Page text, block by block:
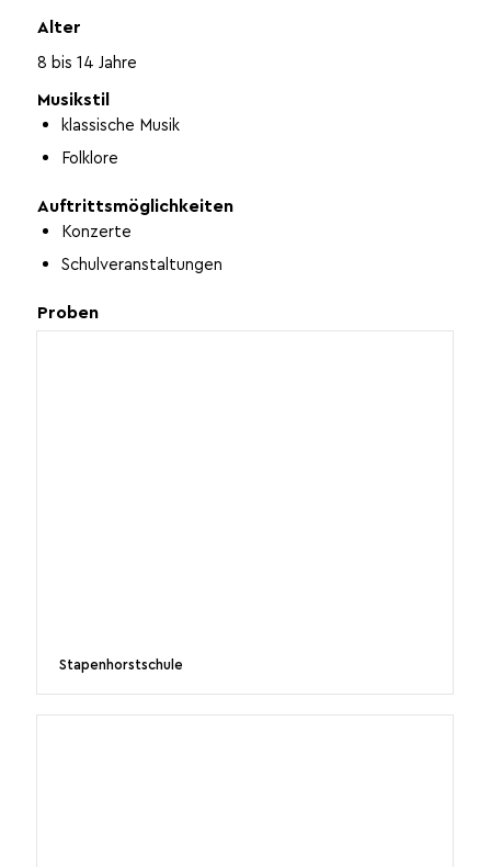
Alter
8 bis 14 Jahre
Musikstil
klassische Musik
Folklore
Auftrittsmöglichkeiten
Konzerte
Schulveranstaltungen
Proben
Stapenhorstschule